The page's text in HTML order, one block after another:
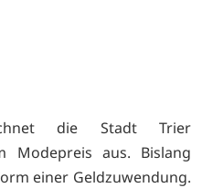
die Stadt Trier
Modepreis aus. Bislang
einer Geldzuwendung.